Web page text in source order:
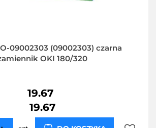
09002303 (09002303) czarna
OKI 180/320
19.67
19.67